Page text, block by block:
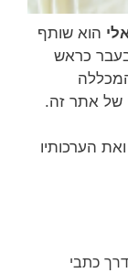
הוא שותף
כראש
של אתר זה.
הערכותיו
– דרך כתבי